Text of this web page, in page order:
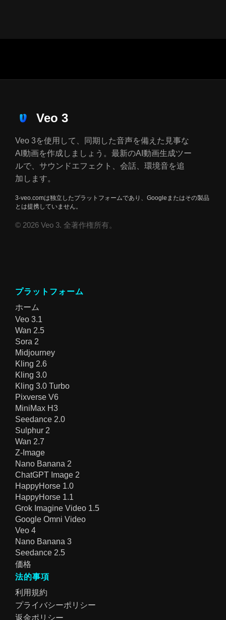
Veo 3
Veo 3を使用して、同期した音声を備えた見事な
AI動画を作成しましょう。最新のAI動画生成ツー
ルで、サウンドエフェクト、会話、環境音を追
加します。
3-veo.comは独立したプラットフォームであり、Googleまたはその製品
とは提携していません。
© 2026 Veo 3. 全著作権所有。
プラットフォーム
ホーム
Veo 3.1
Wan 2.5
Sora 2
Midjourney
Kling 2.6
Kling 3.0
Kling 3.0 Turbo
Pixverse V6
MiniMax H3
Seedance 2.0
Sulphur 2
Wan 2.7
Z-Image
Nano Banana 2
ChatGPT Image 2
HappyHorse 1.0
HappyHorse 1.1
Grok Imagine Video 1.5
Google Omni Video
Veo 4
Nano Banana 3
Seedance 2.5
価格
法的事項
利用規約
プライバシーポリシー
返金ポリシー